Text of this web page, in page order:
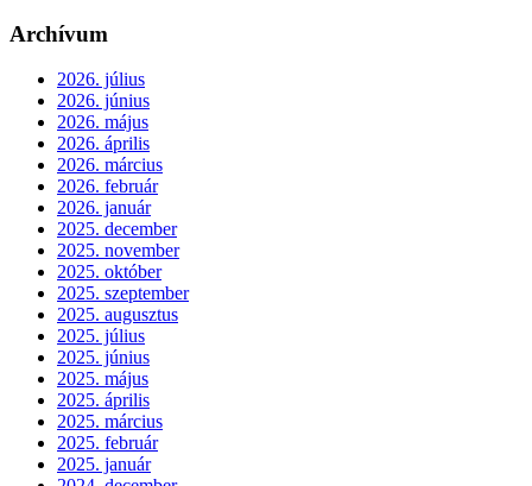
Archívum
2026. július
2026. június
2026. május
2026. április
2026. március
2026. február
2026. január
2025. december
2025. november
2025. október
2025. szeptember
2025. augusztus
2025. július
2025. június
2025. május
2025. április
2025. március
2025. február
2025. január